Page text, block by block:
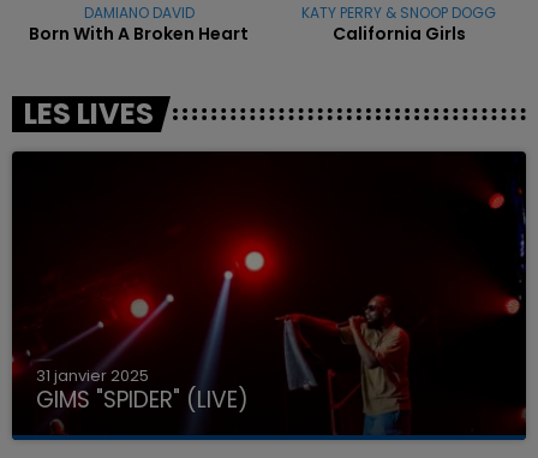
DAMIANO DAVID
Born With A Broken Heart
KATY PERRY & SNOOP DOGG
California Girls
LES LIVES
31 janvier 2025
GIMS "SPIDER" (LIVE)